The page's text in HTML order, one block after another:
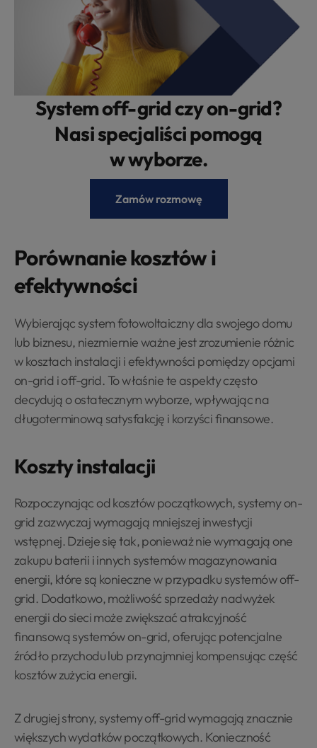
System off-grid czy on-grid?
Nasi specjaliści pomogą
w wyborze.
Zamów rozmowę
Porównanie kosztów i
efektywności
Wybierając system fotowoltaiczny dla swojego domu
lub biznesu, niezmiernie ważne jest zrozumienie różnic
w kosztach instalacji i efektywności pomiędzy opcjami
on-grid i off-grid. To właśnie te aspekty często
decydują o ostatecznym wyborze, wpływając na
długoterminową satysfakcję i korzyści finansowe.
Koszty instalacji
Rozpoczynając od kosztów początkowych, systemy on-
grid zazwyczaj wymagają mniejszej inwestycji
wstępnej. Dzieje się tak, ponieważ nie wymagają one
zakupu baterii i innych systemów magazynowania
energii, które są konieczne w przypadku systemów off-
grid. Dodatkowo, możliwość sprzedaży nadwyżek
energii do sieci może zwiększać atrakcyjność
finansową systemów on-grid, oferując potencjalne
źródło przychodu lub przynajmniej kompensując część
kosztów zużycia energii.
Z drugiej strony, systemy off-grid wymagają znacznie
większych wydatków początkowych. Konieczność